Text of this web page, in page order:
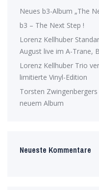
Neues b3-Album „The
b3 – The Next Step !
Lorenz Kellhuber
August live im A-Trane,
Lorenz Kellhuber Trio
limitierte Vinyl-Edition
Torsten
neuem Album
Neueste Kommentare